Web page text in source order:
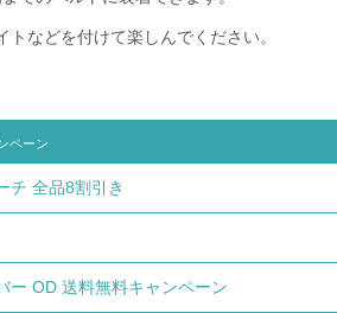
などを付けて楽しんでください。
ペーン
チ 全品8割引き
ー OD 送料無料キャンペーン